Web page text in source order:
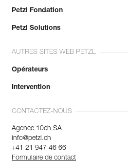
Petzl Fondation
Petzl Solutions
AUTRES SITES WEB PETZL
Opérateurs
Intervention
CONTACTEZ-NOUS
Agence 10ch SA
info@petzl.ch
+41 21 947 46 66
Formulaire de contact